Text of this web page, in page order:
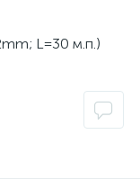
L=30 м.п.)